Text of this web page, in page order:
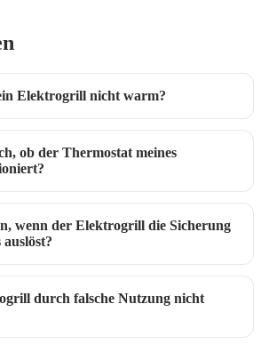
Elektrogrill nicht warm?
ob der Thermostat meines
wenn der Elektrogrill die Sicherung
durch falsche Nutzung nicht